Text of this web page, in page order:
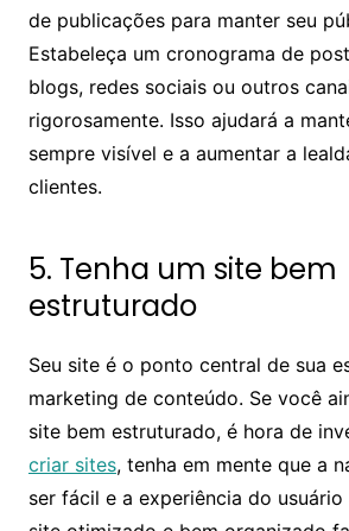
de publicações para manter seu
Estabeleça um cronograma de
blogs, redes sociais ou outros
rigorosamente. Isso ajudará a
sempre visível e a aumentar a
clientes.
5. Tenha um site bem
estruturado
Seu site é o ponto central de sua
marketing de conteúdo. Se você
site bem estruturado, é hora de
criar sites, tenha em mente que a
ser fácil e a experiência do usuário